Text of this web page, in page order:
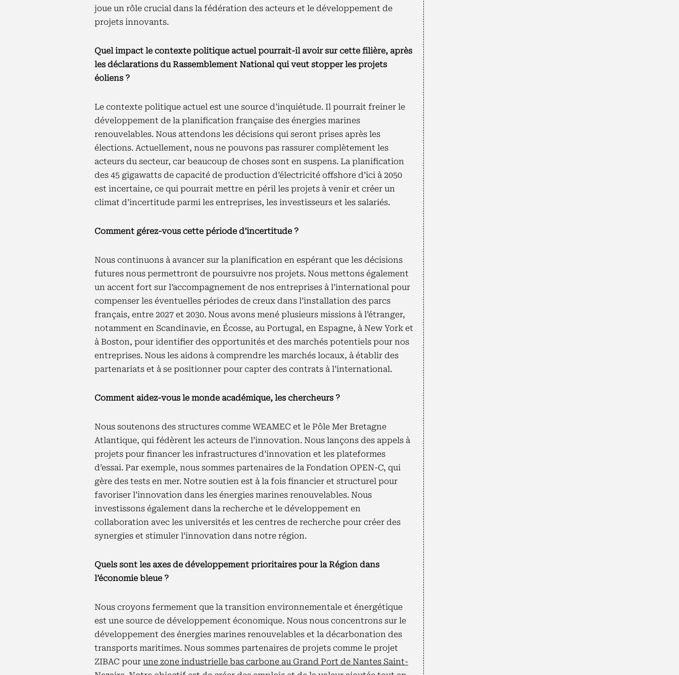
joue un rôle crucial dans la fédération des acteurs et le développement de
projets innovants.
Quel impact le contexte politique actuel pourrait-il avoir sur cette filière, après
les déclarations du Rassemblement National qui veut stopper les projets
éoliens ?
Le contexte politique actuel est une source d’inquiétude. Il pourrait freiner le
développement de la planification française des énergies marines
renouvelables. Nous attendons les décisions qui seront prises après les
élections. Actuellement, nous ne pouvons pas rassurer complètement les
acteurs du secteur, car beaucoup de choses sont en suspens. La planification
des 45 gigawatts de capacité de production d’électricité offshore d’ici à 2050
est incertaine, ce qui pourrait mettre en péril les projets à venir et créer un
climat d’incertitude parmi les entreprises, les investisseurs et les salariés.
Comment gérez-vous cette période d’incertitude ?
Nous continuons à avancer sur la planification en espérant que les décisions
futures nous permettront de poursuivre nos projets. Nous mettons également
un accent fort sur l’accompagnement de nos entreprises à l’international pour
compenser les éventuelles périodes de creux dans l’installation des parcs
français, entre 2027 et 2030. Nous avons mené plusieurs missions à l’étranger,
notamment en Scandinavie, en Écosse, au Portugal, en Espagne, à New York et
à Boston, pour identifier des opportunités et des marchés potentiels pour nos
entreprises. Nous les aidons à comprendre les marchés locaux, à établir des
partenariats et à se positionner pour capter des contrats à l’international.
Comment aidez-vous le monde académique, les chercheurs ?
Nous soutenons des structures comme WEAMEC et le Pôle Mer Bretagne
Atlantique, qui fédèrent les acteurs de l’innovation. Nous lançons des appels à
projets pour financer les infrastructures d’innovation et les plateformes
d’essai. Par exemple, nous sommes partenaires de la Fondation OPEN-C, qui
gère des tests en mer. Notre soutien est à la fois financier et structurel pour
favoriser l’innovation dans les énergies marines renouvelables. Nous
investissons également dans la recherche et le développement en
collaboration avec les universités et les centres de recherche pour créer des
synergies et stimuler l’innovation dans notre région.
Quels sont les axes de développement prioritaires pour la Région dans
l’économie bleue ?
Nous croyons fermement que la transition environnementale et énergétique
est une source de développement économique. Nous nous concentrons sur le
développement des énergies marines renouvelables et la décarbonation des
transports maritimes. Nous sommes partenaires de projets comme le projet
ZIBAC pour une zone industrielle bas carbone au Grand Port de Nantes Saint-